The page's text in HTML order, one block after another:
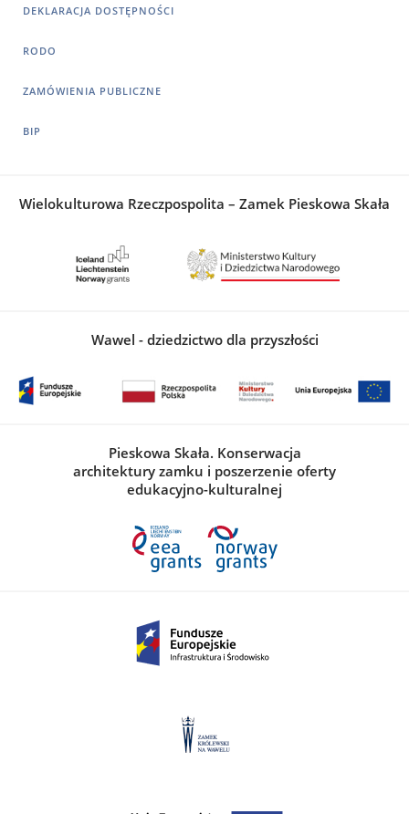
DEKLARACJA DOSTĘPNOŚCI
RODO
ZAMÓWIENIA PUBLICZNE
BIP
Wielokulturowa Rzeczpospolita – Zamek Pieskowa Skała
Wawel - dziedzictwo dla przyszłości
Pieskowa Skała. Konserwacja
architektury zamku i poszerzenie oferty
edukacyjno-kulturalnej